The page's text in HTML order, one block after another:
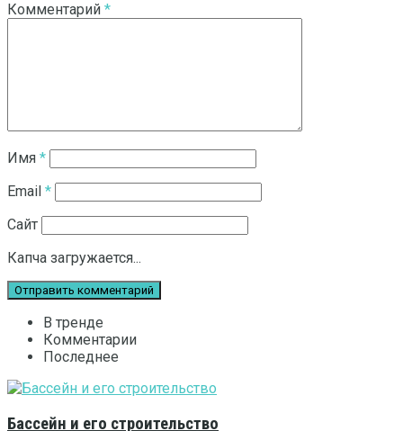
Смотреть все результаты
Комментарий *
Имя *
Email *
Сайт
Капча загружается...
В тренде
Комментарии
Последнее
Бассейн и его строительство